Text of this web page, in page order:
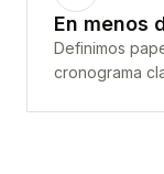
En menos
Definimos
cronograma